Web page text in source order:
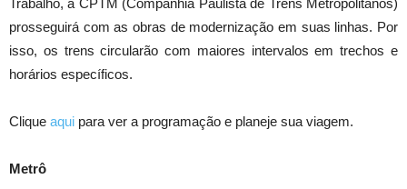
Trabalho, a CPTM (Companhia Paulista de Trens Metropolitanos)
prosseguirá com as obras de modernização em suas linhas. Por
isso, os trens circularão com maiores intervalos em trechos e
horários específicos.
Clique aqui para ver a programação e planeje sua viagem.
Metrô